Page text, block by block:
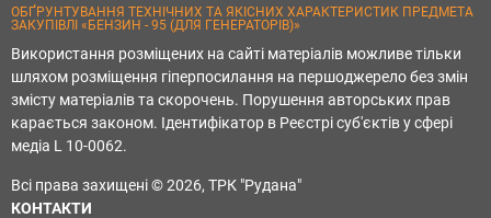
ОБҐРУНТУВАННЯ ТЕХНІЧНИХ ТА ЯКІСНИХ ХАРАКТЕРИСТИК ПРЕДМЕТА
ЗАКУПІВЛІ «БЕНЗИН - 95 (ДЛЯ ГЕНЕРАТОРІВ)»
Використання розміщених на сайті матеріалів можливе тільки
шляхом розміщення гіперпосилання на першоджерело без змін
змісту матеріалів та скорочень. Порушення авторських прав
карається законом. Ідентифікатор в Реєстрі суб'єктів у сфері
медіа L 10-0062.
Всі права захищені © 2026, ТРК "Рудана"
КОНТАКТИ